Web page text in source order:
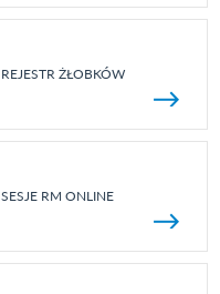
REJESTR ŻŁOBKÓW
SESJE RM ONLINE